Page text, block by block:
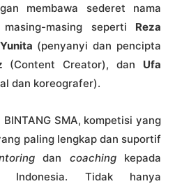
membawa sederet nama
masing seperti Reza
(penyanyi dan pencipta
(Content Creator), dan Ufa
dan koreografer).
SMA, kompetisi yang
paling lengkap dan suportif
dan coaching kepada
Indonesia. Tidak hanya